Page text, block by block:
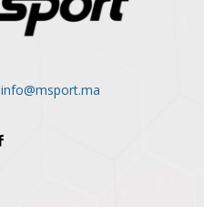
info@msport.ma